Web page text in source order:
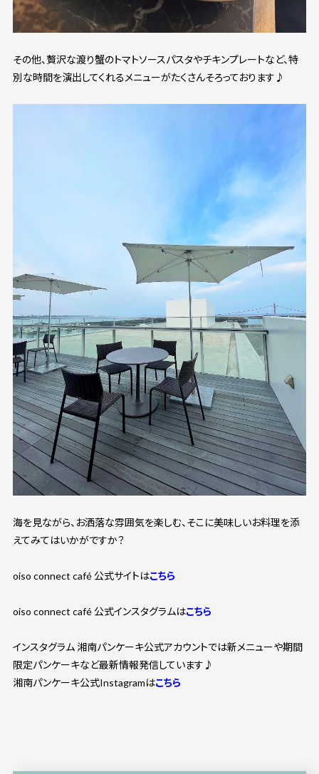
その他、贅沢な渡り蟹のトマトソースパスタやチキンプレートなど、特
別な時間を演出してくれるメニューがたくさんそろっております♪
海を見ながら、お洒落な雰囲気を楽しむ、そこに美味しいお料理を添
えてみてはいかがですか？
oiso connect café 公式サイトはこちら
oiso connect café 公式インスタグラムはこちら
インスタグラム 湘南パンケーキ公式アカウントでは新メニューや期間
限定パンケーキなど最新情報発信しています♪
湘南パンケーキ公式Instagramはこちら